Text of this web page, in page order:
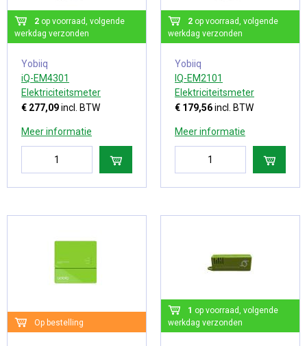
2op voorraad, volgende
werkdag verzonden
Yobiiq
iQ-EM4301
Elektriciteitsmeter
€ 277,09incl. BTW
Meer informatie
2op voorraad, volgende
werkdag verzonden
Yobiiq
IQ-EM2101
Elektriciteitsmeter
€ 179,56incl. BTW
Meer informatie
Op bestelling
1 op voorraad, volgende
werkdag verzonden